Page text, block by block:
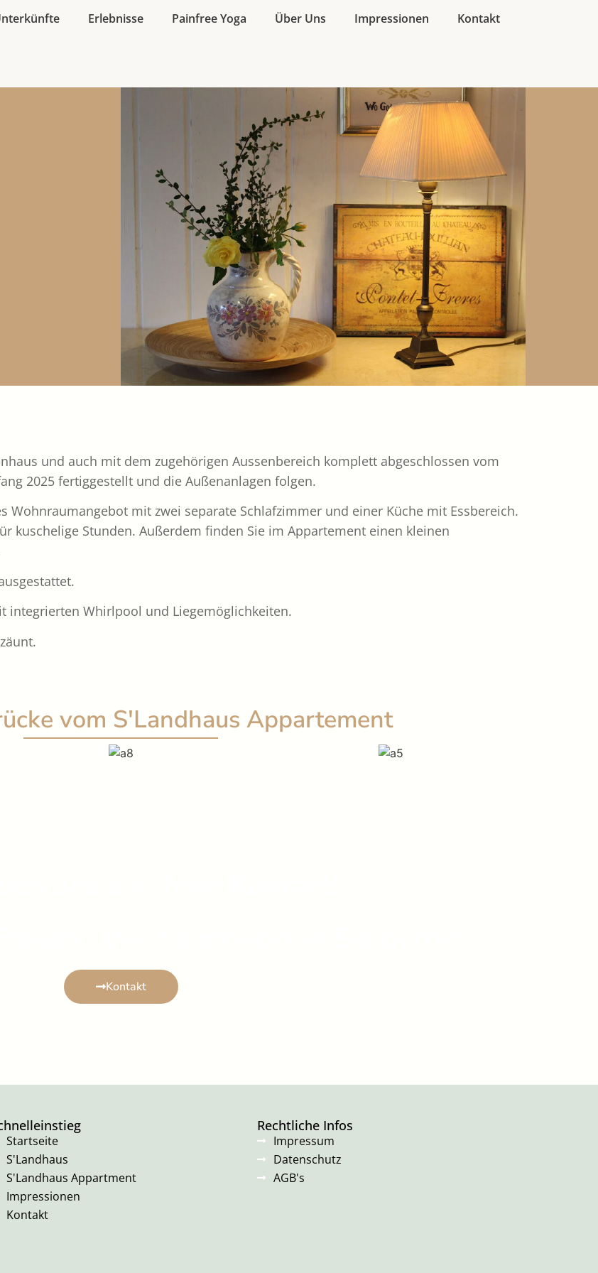
Erlebnisse Painfree Yoga Über Uns Impressionen Kontakt
und auch mit dem zugehörigen Aussenbereich komplett abgeschlossen vom
2025 fertiggestellt und die Außenanlagen folgen.
Wohnraumangebot mit zwei separate Schlafzimmer und einer Küche mit Essbereich.
kuschelige Stunden. Außerdem finden Sie im Appartement einen kleinen
integrierten Whirlpool und Liegemöglichkeiten.
vom S'Landhaus Appartement
Kontakt
Startseite
S'Landhaus
S'Landhaus Appartment
Impressionen
Kontakt
Rechtliche Infos
Impressum
Datenschutz
AGB's